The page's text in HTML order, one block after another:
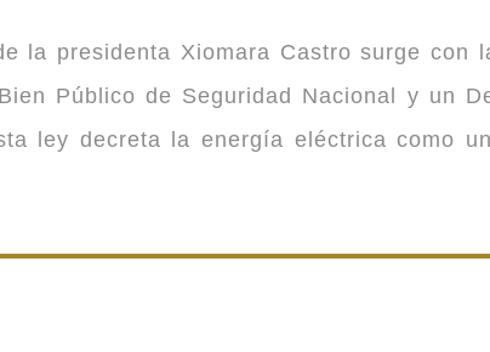
la presidenta Xiomara Castro surge con
Público de Seguridad Nacional y un
ley decreta la energía eléctrica como